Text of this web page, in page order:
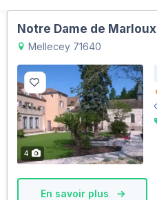
Notre Dame de Marloux
Mellecey 71640
4
En savoir plus